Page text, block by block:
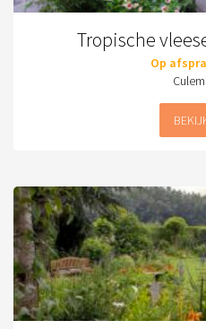
Tropische
Op